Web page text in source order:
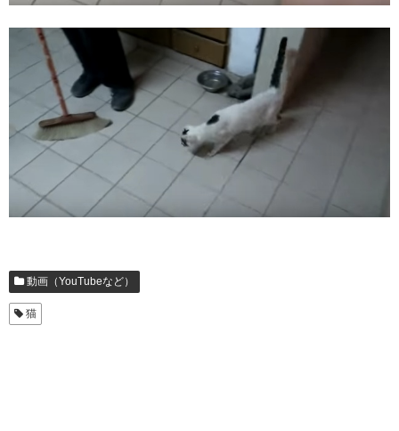
動画（YouTubeなど）
猫